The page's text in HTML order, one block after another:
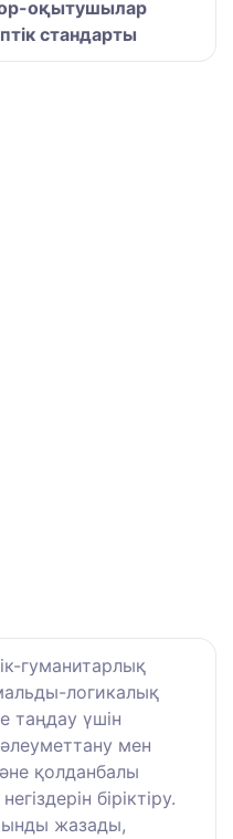
оқытушылар
стандарты
гуманитарлық
логикалық
таңдау үшін
мен
қолданбалы
біріктіру.
жазады,